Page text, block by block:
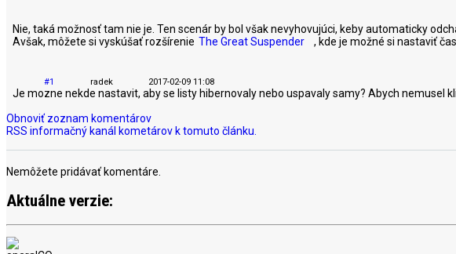
Nie, taká možnosť tam nie je. Ten scenár by bol však nevyhovujúci, keby automaticky
Avšak, môžete si vyskúšať rozšírenie The Great Suspender , kde je možné si nastaviť
#1 radek 2017-02-09 11:08
Je mozne nekde nastavit, aby se listy hibernovaly nebo uspavaly samy? Abych nemusel
Obnoviť zoznam komentárov
RSS informačný kanál kometárov k tomuto článku.
Nemôžete pridávať komentáre.
Aktuálne verzie: